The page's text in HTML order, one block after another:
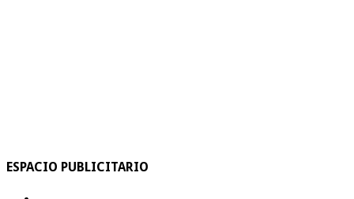
ESPACIO PUBLICITARIO